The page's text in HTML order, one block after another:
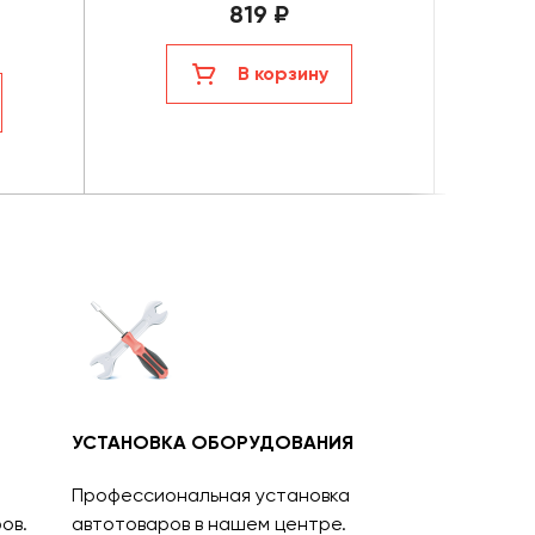
819 ₽
В корзину
УСТАНОВКА ОБОРУДОВАНИЯ
Профессиональная установка
автотоваров в нашем центре.